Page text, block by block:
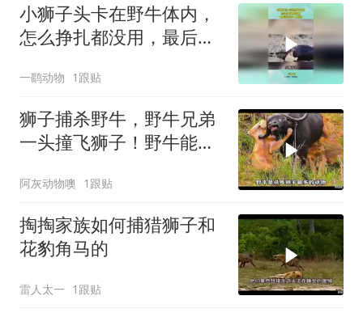
小狮子头卡在野牛体内，
怎么挣扎都没用，最后结
一鹞动物 1跟贴
狮子捕杀野牛，野牛兄弟
一头撞飞狮子！野牛能活
阿灰动物噢 1跟贴
掏掏家族如何捕猎狮子和
花豹角马的
雷人太一 1跟贴